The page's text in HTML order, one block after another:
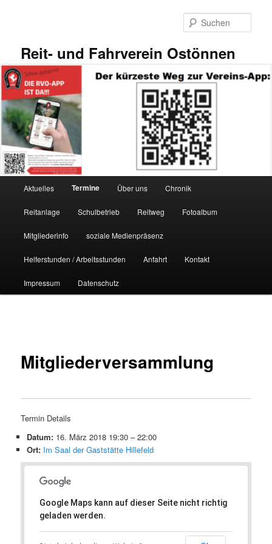
Reit- und Fahrverein Ostönnen
Aktuelles Termine Über uns Chronik
Reitanlage Schulbetrieb Reitweg Fotoalbum
Mitgliederinfo soziale Medienpräsenz
Helferstunden / Arbeitsstunden Anfahrt Kontakt
Impressum Datenschutz
Mitgliederversammlung
Termin Details
Datum: 16. März 2018 19:30 –22:00
Ort: Im Saal der Gaststätte Hillefeld
Google Maps kann auf dieser Seite nicht richtig
geladen werden.